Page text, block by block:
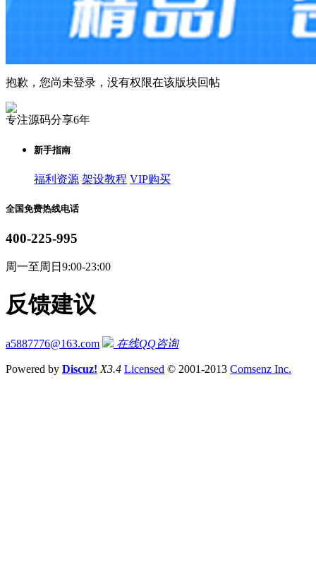
抱歉，您尚未登录，没有权限在该版块回帖
专注源码分享6年
新手指南
福利资源 架设教程 VIP购买
全国免费热线电话
400-225-995
周一至周日9:00-23:00
反馈建议
a5887776@163.com 在线QQ咨询
Powered by Discuz! X3.4 Licensed © 2001-2013 Comsenz Inc.